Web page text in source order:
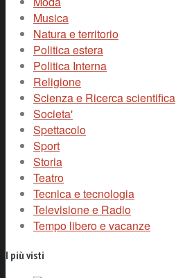
Musica
Natura e territorio
Politica estera
Politica Interna
Religione
Scienza e Ricerca scientifica
Societa'
Spettacolo
Sport
Storia
Teatro
Tecnica e tecnologia
Televisione e Radio
Tempo libero e vacanze
I più visti